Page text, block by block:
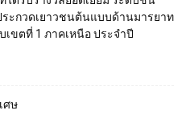
ะกวดเยาวชนต้นแบบด้านมารยาท
ขตที่ 1 ภาคเหนือ ประจำปี
ศษ